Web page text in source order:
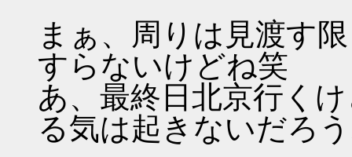
まぁ、周りは見渡す
すらないけどね笑
あ、最終日北京行く
る気は起きないだろ